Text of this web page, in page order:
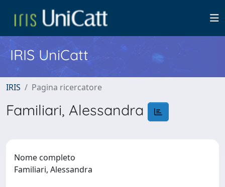
IRIS UniCatt
IRIS Pagina ricercatore
Familiari, Alessandra
Nome completo
Familiari, Alessandra